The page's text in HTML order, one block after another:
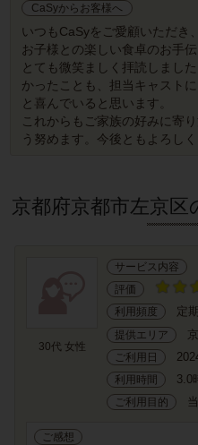
CaSyからお客様へ
いつもCaSyをご愛顧いただき
お子様との楽しい食卓のお手
とても微笑ましく拝読しまし
かったことも、担当キャスト
と喜んでいると思います。
これからもご家族の好みに寄
う努めます。今後ともよろし
京都府京都市左京区
30代 女性
サービス内容
評価
利用頻度
定
提供エリア
ご利用日
利用時間 3.0
ご利用目的
ご感想